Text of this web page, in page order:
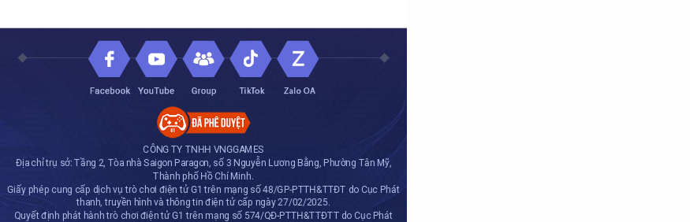
CÔNG TY TNHH VNGGAMES
Địa chỉ trụ sở: Tầng 2, Tòa nhà Saigon Paragon, số 3 Nguyễn Lương Bằng, Phường Tân Mỹ,
Thành phố Hồ Chí Minh.
Giấy phép cung cấp dịch vụ trò chơi điện tử G1 trên mạng số 48/GP-PTTH&TTĐT do Cục Phát
thanh, truyền hình và thông tin điện tử cấp ngày 27/02/2025.
Quyết định phát hành trò chơi điện tử G1 trên mạng số 574/QĐ-PTTH&TTĐTT do Cục Phát